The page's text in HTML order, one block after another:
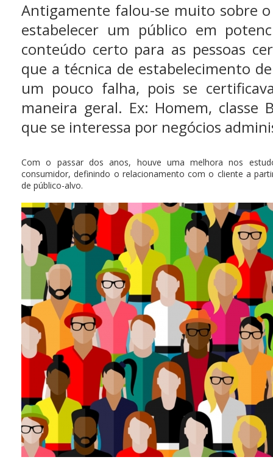
Antigamente falou-se muito sobre
estabelecer um público em
conteúdo certo para as pessoas
que a técnica de estabelecimento
um pouco falha, pois se
maneira geral. Ex: Homem, classe
que se interessa por negócios
Com o passar dos anos, houve uma melhora nos
consumidor, definindo o relacionamento com o cliente a
de público-alvo.